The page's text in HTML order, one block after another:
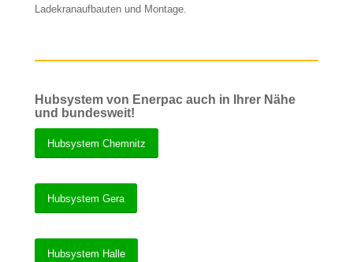
Ladekranaufbauten und Montage.
Hubsystem von Enerpac auch in Ihrer Nähe
und bundesweit!
Hubsystem Chemnitz
Hubsystem Gera
Hubsystem Halle